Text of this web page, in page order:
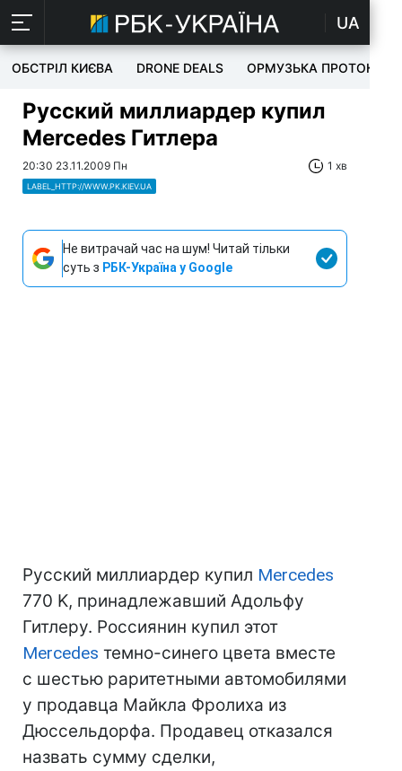
UA
ОБСТРІЛ КИЄВА DRONE DEALS ОРМУЗЬКА ПРОТОКА
Русский миллиардер купил
Mercedes Гитлерa
20:30 23.11.2009 Пн 1 хв
LABEL_HTTP://WWW.PK.KIEV.UA
Не витрачай час на шум! Читай тільки
суть з РБК-Україна у Google
Русский миллиардер купил Mercedes
770 K, принадлежавший Адольфу
Гитлеру. Россиянин купил этот
Mercedes темно-синего цвета вместе
с шестью раритетными автомобилями
у продавца Майкла Фролиха из
Дюссельдорфа. Продавец отказался
назвать сумму сделки,